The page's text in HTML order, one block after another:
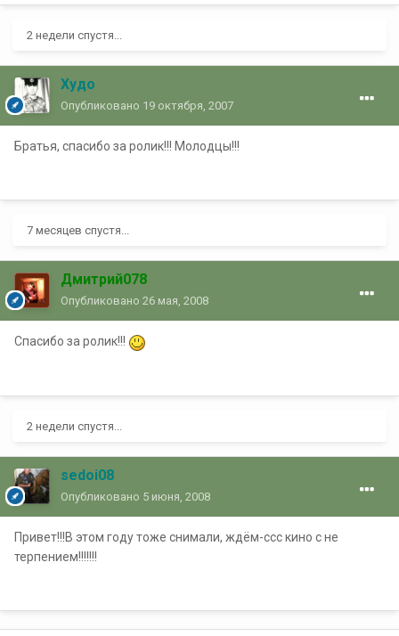
2 недели спустя...
Худо
Опубликовано 19 октября, 2007
Братья, спасибо за ролик!!! Молодцы!!!
7 месяцев спустя...
Дмитрий078
Опубликовано 26 мая, 2008
Спасибо за ролик!!!
2 недели спустя...
sedoi08
Опубликовано 5 июня, 2008
Привет!!!В этом году тоже снимали, ждём-ссс кино с не
терпением!!!!!!!